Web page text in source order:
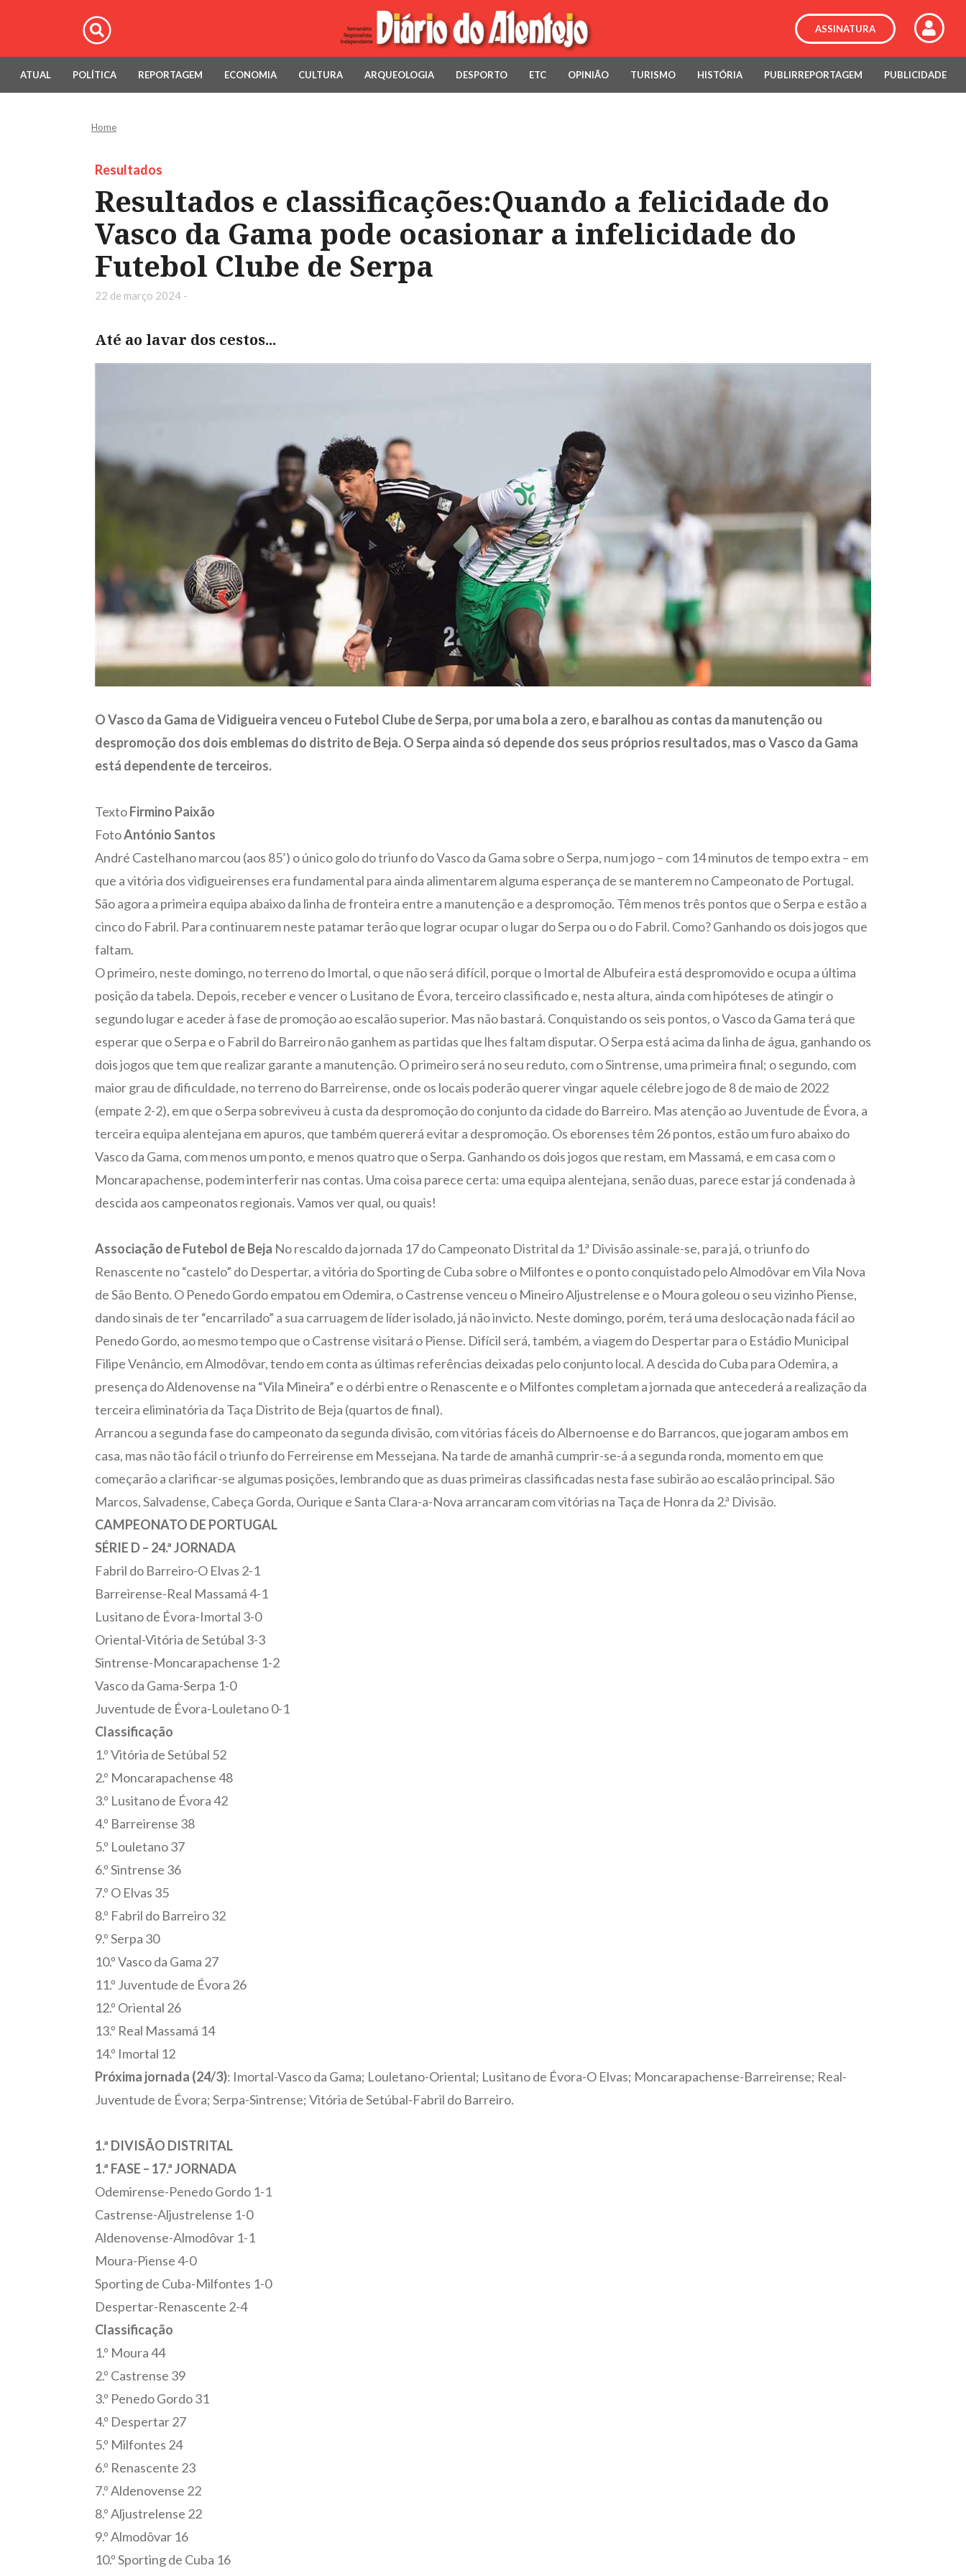
ASSINATURA
ATUAL POLÍTICA REPORTAGEM ECONOMIA CULTURA ARQUEOLOGIA DESPORTO ETC OPINIÃO TURISMO HISTÓRIA PUBLIRREPORTAGEM PUBLICIDADE
Home
Resultados
Resultados e classificações:Quando a felicidade do
Vasco da Gama pode ocasionar a infelicidade do
Futebol Clube de Serpa
22 de março 2024 -
Até ao lavar dos cestos...
O Vasco da Gama de Vidigueira venceu o Futebol Clube de Serpa, por uma bola a zero, e baralhou as contas da manutenção ou
despromoção dos dois emblemas do distrito de Beja. O Serpa ainda só depende dos seus próprios resultados, mas o Vasco da Gama
está dependente de terceiros.
TextoFirmino Paixão
FotoAntónio Santos
André Castelhano marcou (aos 85’) o único golo do triunfo do Vasco da Gama sobre o Serpa, num jogo – com 14 minutos de tempo extra – em
que a vitória dos vidigueirenses era fundamental para ainda alimentarem alguma esperança de se manterem no Campeonato de Portugal.
São agora a primeira equipa abaixo da linha de fronteira entre a manutenção e a despromoção. Têm menos três pontos que o Serpa e estão a
cinco do Fabril. Para continuarem neste patamar terão que lograr ocupar o lugar do Serpa ou o do Fabril. Como? Ganhando os dois jogos que
faltam.
O primeiro, neste domingo, no terreno do Imortal, o que não será difícil, porque o Imortal de Albufeira está despromovido e ocupa a última
posição da tabela. Depois, receber e vencer o Lusitano de Évora, terceiro classificado e, nesta altura, ainda com hipóteses de atingir o
segundo lugar e aceder à fase de promoção ao escalão superior. Mas não bastará. Conquistando os seis pontos, o Vasco da Gama terá que
esperar que o Serpa e o Fabril do Barreiro não ganhem as partidas que lhes faltam disputar. O Serpa está acima da linha de água, ganhando os
dois jogos que tem que realizar garante a manutenção. O primeiro será no seu reduto, com o Sintrense, uma primeira final; o segundo, com
maior grau de dificuldade, no terreno do Barreirense, onde os locais poderão querer vingar aquele célebre jogo de 8 de maio de 2022
(empate 2-2), em que o Serpa sobreviveu à custa da despromoção do conjunto da cidade do Barreiro. Mas atenção ao Juventude de Évora, a
terceira equipa alentejana em apuros, que também quererá evitar a despromoção. Os eborenses têm 26 pontos, estão um furo abaixo do
Vasco da Gama, com menos um ponto, e menos quatro que o Serpa. Ganhando os dois jogos que restam, em Massamá, e em casa com o
Moncarapachense, podem interferir nas contas. Uma coisa parece certa: uma equipa alentejana, senão duas, parece estar já condenada à
descida aos campeonatos regionais. Vamos ver qual, ou quais!
Associação de Futebol de Beja No rescaldo da jornada 17 do Campeonato Distrital da 1.ª Divisão assinale-se, para já, o triunfo do
Renascente no “castelo” do Despertar, a vitória do Sporting de Cuba sobre o Milfontes e o ponto conquistado pelo Almodôvar em Vila Nova
de São Bento. O Penedo Gordo empatou em Odemira, o Castrense venceu o Mineiro Aljustrelense e o Moura goleou o seu vizinho Piense,
dando sinais de ter “encarrilado” a sua carruagem de líder isolado, já não invicto. Neste domingo, porém, terá uma deslocação nada fácil ao
Penedo Gordo, ao mesmo tempo que o Castrense visitará o Piense. Difícil será, também, a viagem do Despertar para o Estádio Municipal
Filipe Venâncio, em Almodôvar, tendo em conta as últimas referências deixadas pelo conjunto local. A descida do Cuba para Odemira, a
presença do Aldenovense na “Vila Mineira” e o dérbi entre o Renascente e o Milfontes completam a jornada que antecederá a realização da
terceira eliminatória da Taça Distrito de Beja (quartos de final).
Arrancou a segunda fase do campeonato da segunda divisão, com vitórias fáceis do Albernoense e do Barrancos, que jogaram ambos em
casa, mas não tão fácil o triunfo do Ferreirense em Messejana. Na tarde de amanhã cumprir-se-á a segunda ronda, momento em que
começarão a clarificar-se algumas posições, lembrando que as duas primeiras classificadas nesta fase subirão ao escalão principal. São
Marcos, Salvadense, Cabeça Gorda, Ourique e Santa Clara-a-Nova arrancaram com vitórias na Taça de Honra da 2.ª Divisão.
CAMPEONATO DE PORTUGAL
SÉRIE D – 24.ª JORNADA
Fabril do Barreiro-O Elvas 2-1
Barreirense-Real Massamá 4-1
Lusitano de Évora-Imortal 3-0
Oriental-Vitória de Setúbal 3-3
Sintrense-Moncarapachense 1-2
Vasco da Gama-Serpa 1-0
Juventude de Évora-Louletano 0-1
Classificação
1.º Vitória de Setúbal 52
2.º Moncarapachense 48
3.º Lusitano de Évora 42
4.º Barreirense 38
5.º Louletano 37
6.º Sintrense 36
7.º O Elvas 35
8.º Fabril do Barreiro 32
9.º Serpa 30
10.º Vasco da Gama 27
11.º Juventude de Évora 26
12.º Oriental 26
13.º Real Massamá 14
14.º Imortal 12
Próxima jornada (24/3): Imortal-Vasco da Gama; Louletano-Oriental; Lusitano de Évora-O Elvas; Moncarapachense-Barreirense; Real-
Juventude de Évora; Serpa-Sintrense; Vitória de Setúbal-Fabril do Barreiro.
1.ª DIVISÃO DISTRITAL
1.ª FASE – 17.ª JORNADA
Odemirense-Penedo Gordo 1-1
Castrense-Aljustrelense 1-0
Aldenovense-Almodôvar 1-1
Moura-Piense 4-0
Sporting de Cuba-Milfontes 1-0
Despertar-Renascente 2-4
Classificação
1.º Moura 44
2.º Castrense 39
3.º Penedo Gordo 31
4.º Despertar 27
5.º Milfontes 24
6.º Renascente 23
7.º Aldenovense 22
8.º Aljustrelense 22
9.º Almodôvar 16
10.º Sporting de Cuba 16